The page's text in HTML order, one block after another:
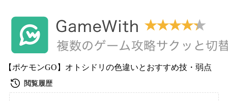
【ポケモンGO】オトシドリの色違いとおすすめ技・弱点